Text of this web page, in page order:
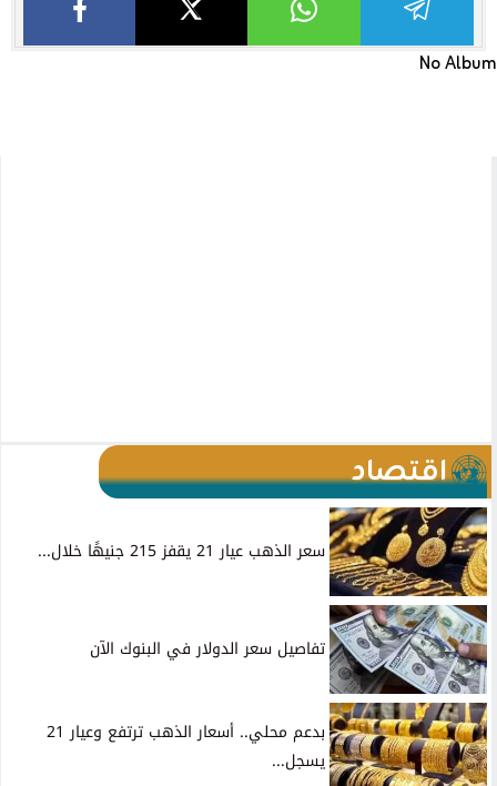
No Album
اقتصاد
سعر الذهب عيار 21 يقفز 215 جنيهًا خلال...
تفاصيل سعر الدولار في البنوك الآن
بدعم محلي.. أسعار الذهب ترتفع وعيار 21
يسجل...